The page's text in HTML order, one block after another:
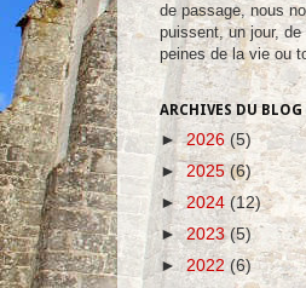
de passage, nous
puissent, un jour,
peines de la vie ou
ARCHIVES DU BLOG
►2026 (5)
► 2025 (6)
►2024 (12)
►2023(5)
► 2022 (6)